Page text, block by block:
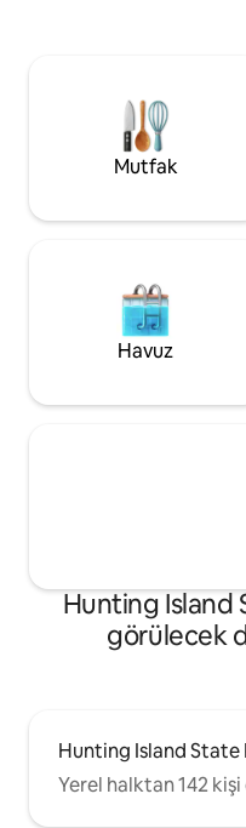
kulübesinde, Savannah
sadece 25 dakika
gereği romantik bir şey
Mutfak
Havuz
Hunting Island
görülecek
Hunting Island State
Yerel halktan 142